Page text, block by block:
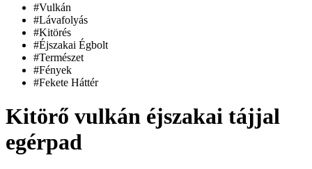
#Vulkán
#Lávafolyás
#Kitörés
#Éjszakai Égbolt
#Természet
#Fények
#Fekete Háttér
Kitörő vulkán éjszakai tájjal
egérpad